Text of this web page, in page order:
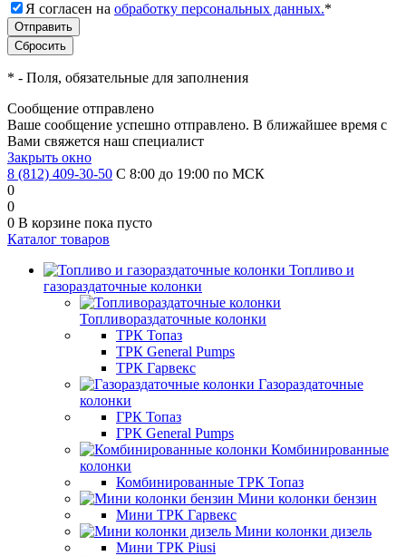
Я согласен на обработку персональных данных.*
* - Поля, обязательные для заполнения
Сообщение отправлено
Ваше сообщение успешно отправлено. В ближайшее время с
Вами свяжется наш специалист
Закрыть окно
8 (812) 409-30-50 С 8:00 до 19:00 по МСК
0
0
0 В корзине пока пусто
Каталог товаров
Топливо и
газораздаточные колонки
Топливораздаточные колонки
ТРК Топаз
ТРК General Pumps
ТРК Гарвекс
Газораздаточные
колонки
ГРК Топаз
ГРК General Pumps
Комбинированные
колонки
Комбинированные ТРК Топаз
Мини колонки бензин
Мини ТРК Гарвекс
Мини колонки дизель
Мини ТРК Piusi